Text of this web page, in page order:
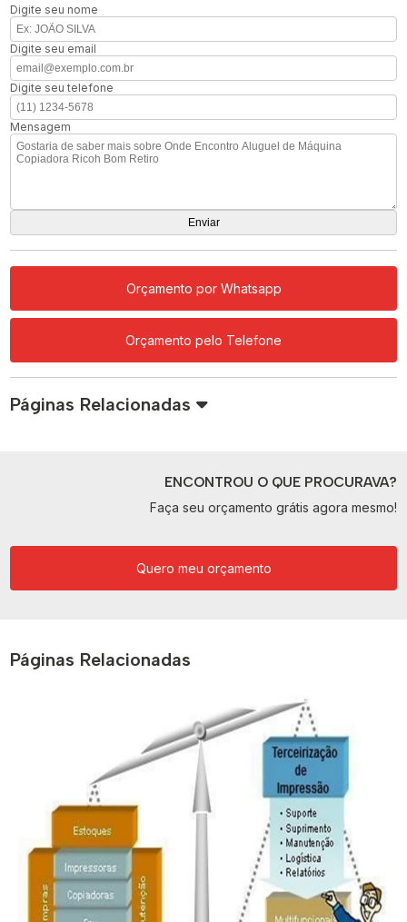
Digite seu nome
Digite seu email
Digite seu telefone
Mensagem
Orçamento por Whatsapp
Orçamento pelo Telefone
Páginas Relacionadas
ENCONTROU O QUE PROCURAVA?
Faça seu orçamento grátis agora mesmo!
Quero meu orçamento
Páginas Relacionadas